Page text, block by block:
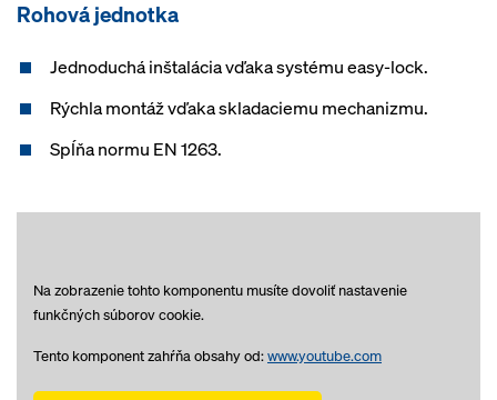
Rohová jednotka
Jednoduchá inštalácia vďaka systému easy-lock.
Rýchla montáž vďaka skladaciemu mechanizmu.
Spĺňa normu EN 1263.
Na zobrazenie tohto komponentu musíte dovoliť nastavenie
funkčných súborov cookie.
Tento komponent zahŕňa obsahy od:www.youtube.com